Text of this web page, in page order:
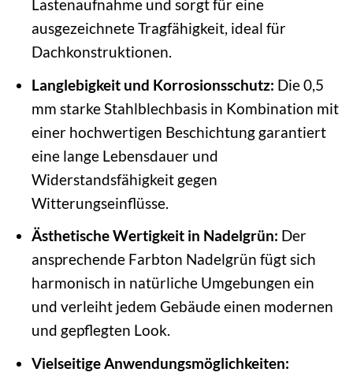
Lastenaufnahme und sorgt für eine
ausgezeichnete Tragfähigkeit, ideal für
Dachkonstruktionen.
Langlebigkeit und Korrosionsschutz: Die 0,5
mm starke Stahlblechbasis in Kombination mit
einer hochwertigen Beschichtung garantiert
eine lange Lebensdauer und
Widerstandsfähigkeit gegen
Witterungseinflüsse.
Ästhetische Wertigkeit in Nadelgrün: Der
ansprechende Farbton Nadelgrün fügt sich
harmonisch in natürliche Umgebungen ein
und verleiht jedem Gebäude einen modernen
und gepflegten Look.
Vielseitige Anwendungsmöglichkeiten: